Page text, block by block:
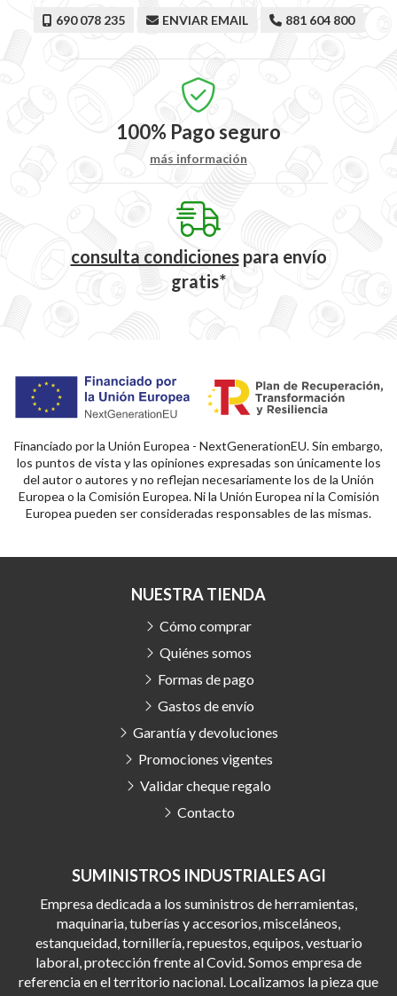
690 078 235 ENVIAR EMAIL 881 604 800
100% Pago seguro
más información
consulta condicionespara envío
gratis*
Financiado por la Unión Europea - NextGenerationEU. Sin embargo,
los puntos de vista y las opiniones expresadas son únicamente los
del autor o autores y no reflejan necesariamente los de la Unión
Europea o la Comisión Europea. Ni la Unión Europea ni la Comisión
Europea pueden ser consideradas responsables de las mismas.
SUMINISTROS INDUSTRIALES AGI
Empresa dedicada a los suministros de herramientas,
maquinaria, tuberías y accesorios, misceláneos,
estanqueidad, tornillería, repuestos, equipos, vestuario
laboral, protección frente al Covid. Somos empresa de
referencia en el territorio nacional. Localizamos la pieza que
NUESTRA TIENDA
Cómo comprar
Quiénes somos
Formas de pago
Gastos de envío
Garantía y devoluciones
Promociones vigentes
Validar cheque regalo
Contacto